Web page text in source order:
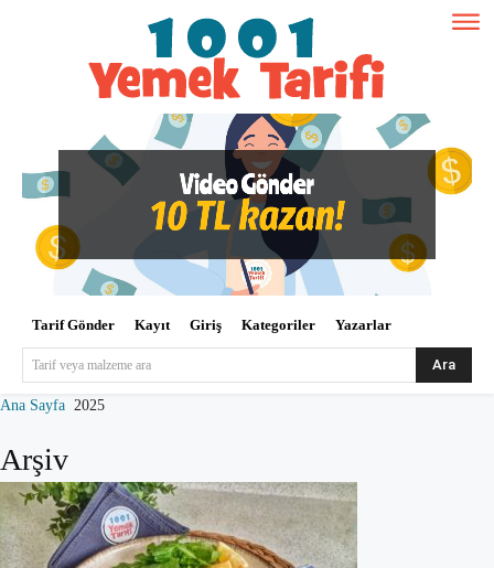
Tarif Gönder Kayıt Giriş Kategoriler Yazarlar
Tarif veya malzeme ara Ara
Ana Sayfa 2025
Arşiv